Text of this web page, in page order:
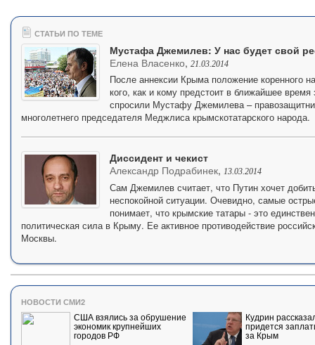
СТАТЬИ ПО ТЕМЕ
Мустафа Джемилев: У нас будет свой
Елена Власенко, 21.03.2014
После аннексии Крыма положение коренного
кого, как и кому предстоит в ближайшее
спросили Мустафу Джемилева –
многолетнего председателя Меджлиса крымскотатарского народа.
Диссидент и чекист
Александр Подрабинек, 13.03.2014
Сам Джемилев считает, что Путин хочет
неспокойной ситуации. Очевидно, самые
понимает, что крымские татары - это
политическая сила в Крыму. Ее активное противодействие
Москвы.
НОВОСТИ СМИ2
США взялись за обрушение
экономик крупнейших
городов РФ
Кудрин
придется
за Крым